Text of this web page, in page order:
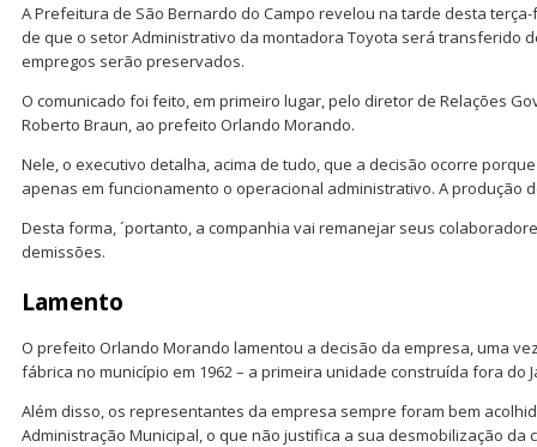
A Prefeitura de São Bernardo do Campo revelou na tarde desta
de que o setor Administrativo da montadora Toyota será transferido
empregos serão preservados.
O comunicado foi feito, em primeiro lugar, pelo diretor de Relações
Roberto Braun, ao prefeito Orlando Morando.
Nele, o executivo detalha, acima de tudo, que a decisão ocorre
apenas em funcionamento o operacional administrativo. A produção
Desta forma, ´portanto, a companhia vai remanejar seus
demissões.
Lamento
O prefeito Orlando Morando lamentou a decisão da empresa, uma
fábrica no município em 1962 – a primeira unidade construída fora do
Além disso, os representantes da empresa sempre foram bem
Administração Municipal, o que não justifica a sua desmobilização da